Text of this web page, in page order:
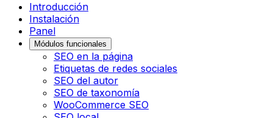
Introducción
Instalación
Panel
Módulos funcionales
SEO en la página
Etiquetas de redes sociales
SEO del autor
SEO de taxonomía
WooCommerce SEO